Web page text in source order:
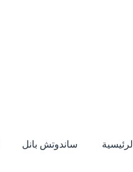
الرئيسية ساندوتش بانل